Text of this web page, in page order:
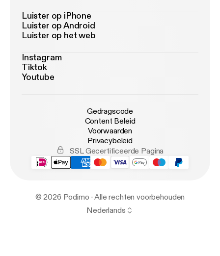
Luister op iPhone
Luister op Android
Luister op het web
Instagram
Tiktok
Youtube
Gedragscode
Content Beleid
Voorwaarden
Privacybeleid
SSL Gecertificeerde Pagina
© 2026 Podimo · Alle rechten voorbehouden
Nederlands